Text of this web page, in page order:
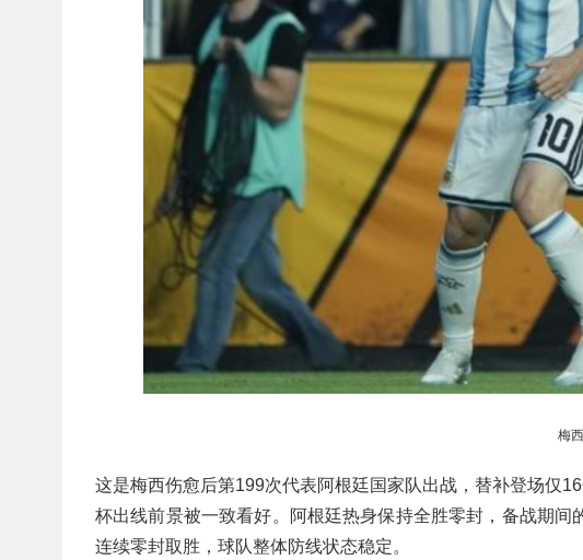
梅西
这是梅西伤愈后第199次代表阿根廷国家队出战，替补登场仅
杯出线前景被一致看好。阿根廷热身保持全胜零封‌，备战期间
连续零封取胜，球队整体防线状态稳定。